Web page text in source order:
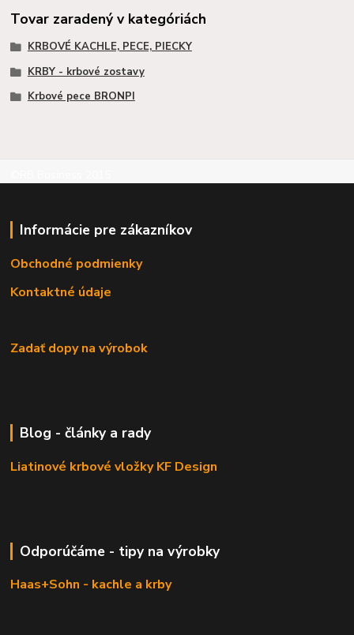
Tovar zaradený v kategóriách
KRBOVÉ KACHLE, PECE, PIECKY
KRBY - krbové zostavy
Krbové pece BRONPI
Informácie pre zákazníkov
Obchodné podmienky
Kontaktné údaje
Zadať dopy na výrobok
Blog - články a rady
Liatinové krbové vložky KF Design
Odporúčáme - tipy na výrobky
Haas+Sohn - kachle a krby